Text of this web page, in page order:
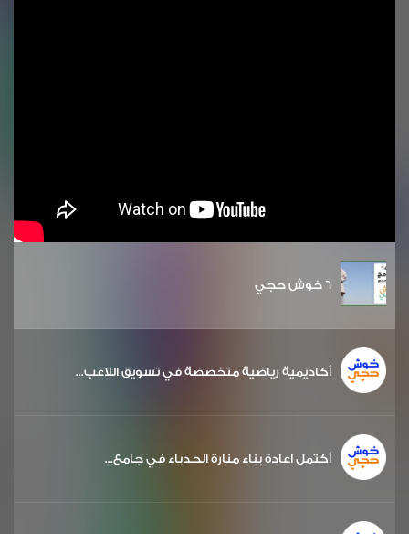
6 خوش حجي
أكاديمية رياضية متخصصة في تسويق اللاعب...
أكتمل اعادة بناء منارة الحدباء في جامع...